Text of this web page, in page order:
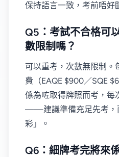
保持語言一致，考前唔好
Q5：考試不合格可
數限制嗎？
可以重考，次數無限制。
費（EAQE $900／SQE
係為咗取得牌照而考，每
——建議準備充足先考，
彩」。
Q6：細牌考完將來